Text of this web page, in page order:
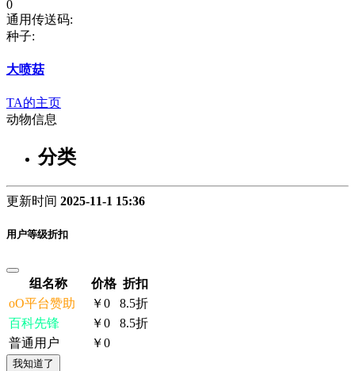
0
通用传送码:
种子:
大喷菇
TA的主页
动物信息
分类
更新时间 2025-11-1 15:36
用户等级折扣
组名称 价格 折扣
oO平台赞助
￥0
8.5折
百科先锋
￥0
8.5折
普通用户
￥0
我知道了